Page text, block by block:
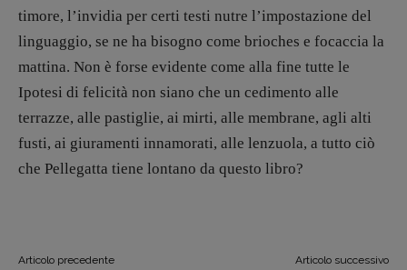
timore, l’invidia per certi testi nutre l’impostazione del
linguaggio, se ne ha bisogno come brioches e focaccia la
mattina. Non è forse evidente come alla fine tutte le
Ipotesi di felicità non siano che un cedimento alle
terrazze, alle pastiglie, ai mirti, alle membrane, agli alti
fusti, ai giuramenti innamorati, alle lenzuola, a tutto ciò
che Pellegatta tiene lontano da questo libro?
Articolo precedente Articolo successivo